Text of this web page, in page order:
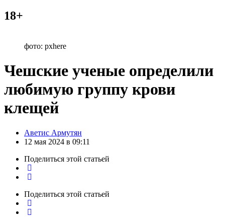
18+
фото: pxhere
Чешские ученые определили
любимую группу крови
клещей
Posted
by
Аветис Армутян
12 мая 2024 в 09:11
Поделиться этой статьей
Поделиться этой статьей